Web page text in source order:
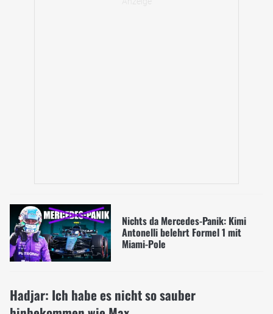
Nichts da Mercedes-Panik: Kimi
Antonelli belehrt Formel 1 mit
Miami-Pole
Hadjar: Ich habe es nicht so sauber